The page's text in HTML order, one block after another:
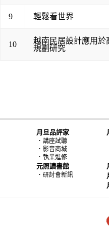
9 輕鬆看世界
10
越南民居設計應用於
規劃研究
月旦品評家
． 講座試聽
． 影音商城
． 執業進修
元照讀書館
． 研討會新訊